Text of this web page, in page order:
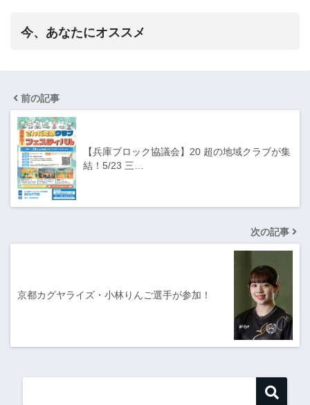
今、あなたにオススメ
前の記事
【兵庫ブロック協議会】20 超の地域クラブが集
結！5/23 三…
次の記事
京都カグヤライズ・小林りんご選手が参加！